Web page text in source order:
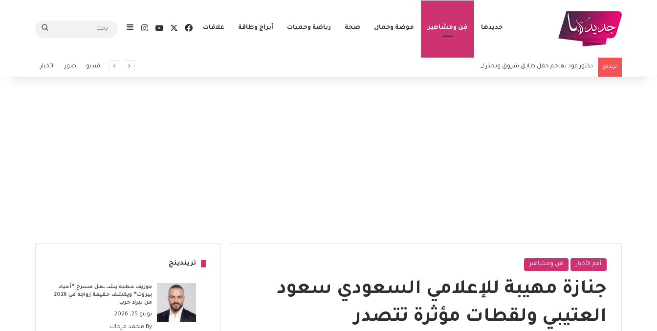
جديدها فن ومشاهير موضة وجمال صحة رياضة وحميات أبراج وطاقة علاقات فيسبوكيوتيوبانستقرامإضافة عمود جانبي بحث
ترندنغ دكتور فود يهاجم حفل طلاق شروق ويحذر المؤثرين المشاركين.. ورسالة حادة بسبب طفليهما فيديو صور الأخبار
أهم الأخبار فن ومشاهير
جنازة مهيبة للإعلامي السعودي سعود
العتيبي ولقطات مؤثرة تتصدر
تريندينج
جوزيف عطية يشــ ــعل مسرح “أعياد
بيروت” ويكشف حقيقة زواجه في 2026
من بيرلا حرب
يوليو 25, 2026
By محمد فرحات